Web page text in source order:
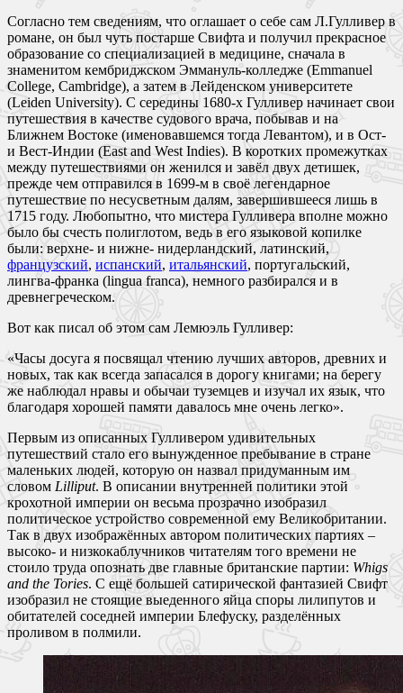
Согласно тем сведениям, что оглашает о себе сам Л.Гулливер в
романе, он был чуть постарше Свифта и получил прекрасное
образование со специализацией в медицине, сначала в
знаменитом кембриджском Эммануль-колледже (Emmanuel
College, Cambridge), а затем в Лейденском университете
(Leiden University). С середины 1680-х Гулливер начинает свои
путешествия в качестве судового врача, побывав и на
Ближнем Востоке (именовавшемся тогда Левантом), и в Ост-
и Вест-Индии (East and West Indies). В коротких промежутках
между путешествиями он женился и завёл двух детишек,
прежде чем отправился в 1699-м в своё легендарное
путешествие по несусветным далям, завершившееся лишь в
1715 году. Любопытно, что мистера Гулливера вполне можно
было бы счесть полиглотом, ведь в его языковой копилке
были: верхне- и нижне- нидерландский, латинский,
французский, испанский, итальянский, португальский,
лингва-франка (lingua franca), немного разбирался и в
древнегреческом.
Вот как писал об этом сам Лемюэль Гулливер:
«Часы досуга я посвящал чтению лучших авторов, древних и
новых, так как всегда запасался в дорогу книгами; на берегу
же наблюдал нравы и обычаи туземцев и изучал их язык, что
благодаря хорошей памяти давалось мне очень легко».
Первым из описанных Гулливером удивительных
путешествий стало его вынужденное пребывание в стране
маленьких людей, которую он назвал придуманным им
словом Lilliput. В описании внутренней политики этой
крохотной империи он весьма прозрачно изобразил
политическое устройство современной ему Великобритании.
Так в двух изображённых автором политических партиях –
высоко- и низкокаблучников читателям того времени не
стоило труда опознать две главные британские партии: Whigs
and the Tories. С ещё большей сатирической фантазией Свифт
изобразил не стоящие выеденного яйца споры лилипутов и
обитателей соседней империи Блефуску, разделённых
проливом в полмили.